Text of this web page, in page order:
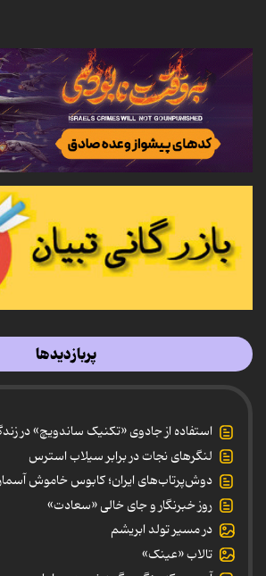
پربازدیدها
استفاده از جادوی «تکنیک ساندویچ» در
لنگرهای نجات در برابر سیلاب استرس
دوش‌پرتاب‌های ایران؛ کابوس خاموش
روز خبرنگار و جای خالی «سعادت»
در مسیر تولد ابریشم
تالاب «عینک»